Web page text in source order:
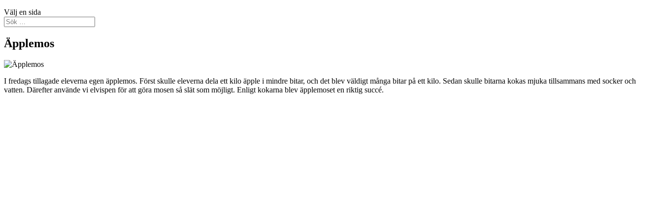
Välj en sida
Äpplemos
I fredags tillagade eleverna egen äpplemos. Först skulle eleverna dela ett kilo äpple i mindre bitar, och det blev väldigt många bitar på ett kilo. Sedan skulle bitarna kokas mjuka tillsammans med socker och
vatten. Därefter använde vi elvispen för att göra mosen så slät som möjligt. Enligt kokarna blev äpplemoset en riktig succé.